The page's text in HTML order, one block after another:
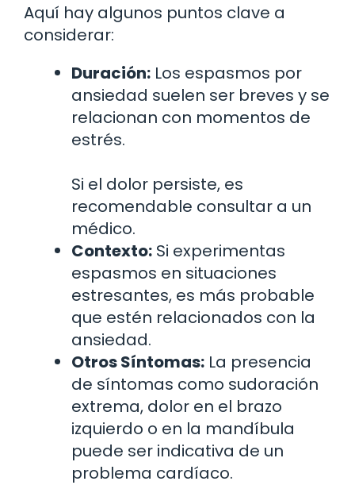
Aquí hay algunos puntos clave a
considerar:
Duración: Los espasmos por
ansiedad suelen ser breves y se
relacionan con momentos de
estrés.
Si el dolor persiste, es
recomendable consultar a un
médico.
Contexto: Si experimentas
espasmos en situaciones
estresantes, es más probable
que estén relacionados con la
ansiedad.
Otros Síntomas: La presencia
de síntomas como sudoración
extrema, dolor en el brazo
izquierdo o en la mandíbula
puede ser indicativa de un
problema cardíaco.